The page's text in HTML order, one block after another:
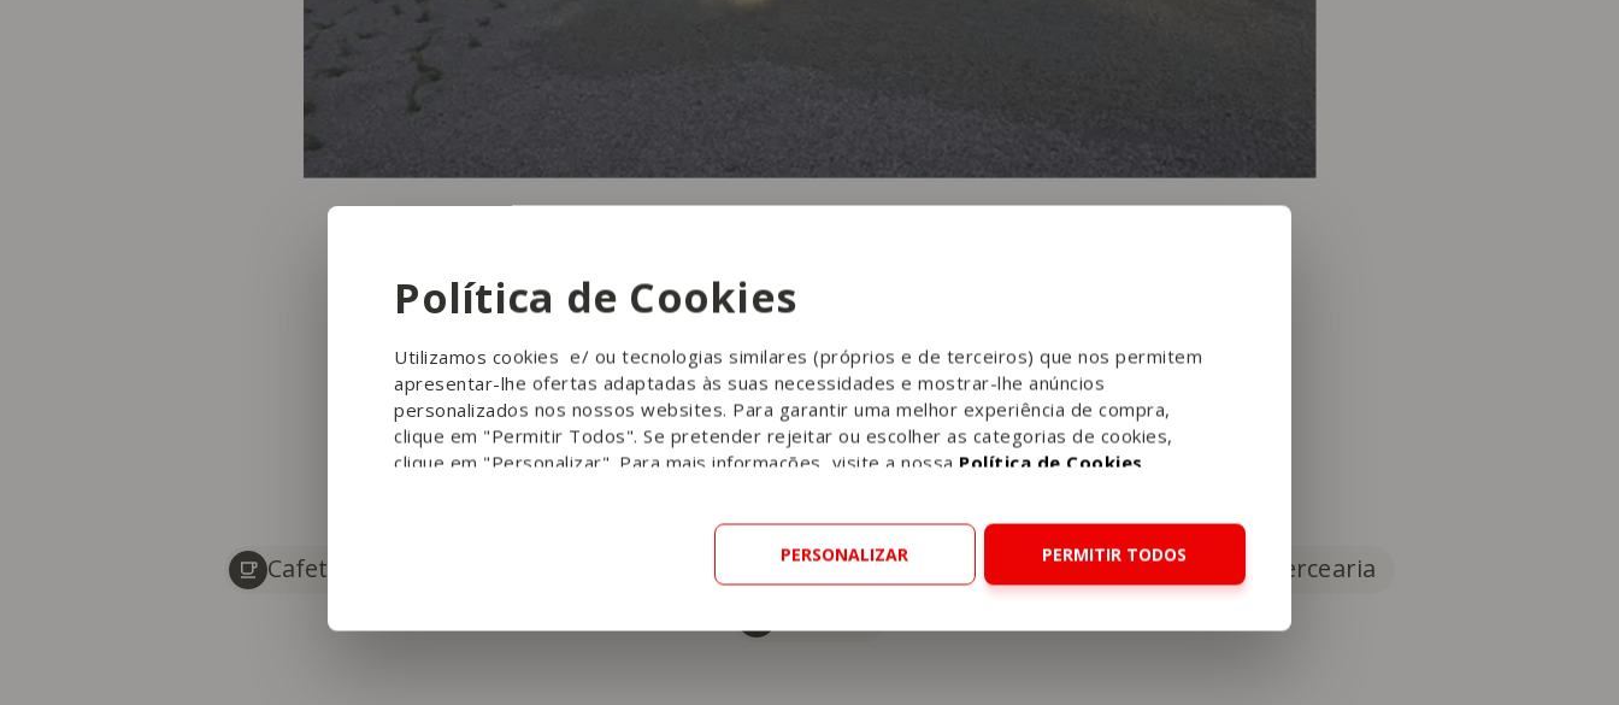
Política de Cookies
Utilizamos cookies e/ ou tecnologias similares (próprios e de terceiros) que nos permitem
apresentar-lhe ofertas adaptadas às suas necessidades e mostrar-lhe anúncios
personalizados nos nossos websites. Para garantir uma melhor experiência de compra,
clique em "Permitir Todos". Se pretender rejeitar ou escolher as categorias de cookies,
clique em "Personalizar". Para mais informações, visite a nossa Política de Cookies
PERSONALIZAR PERMITIR TODOS
Serviços
Cafetaria Take-Away Cozinha Continente Talho Fruta
Mercearia